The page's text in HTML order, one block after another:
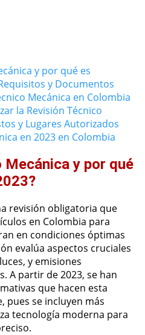
y por qué es
y Documentos
Mecánica en Colombia
la Revisión Técnico
y Lugares Autorizados
en 2023 en Colombia
Mecánica y por qué
revisión obligatoria que
en Colombia para
en condiciones óptimas
evalúa aspectos cruciales
y emisiones
A partir de 2023, se han
que hacen esta
pues se incluyen más
tecnología moderna para